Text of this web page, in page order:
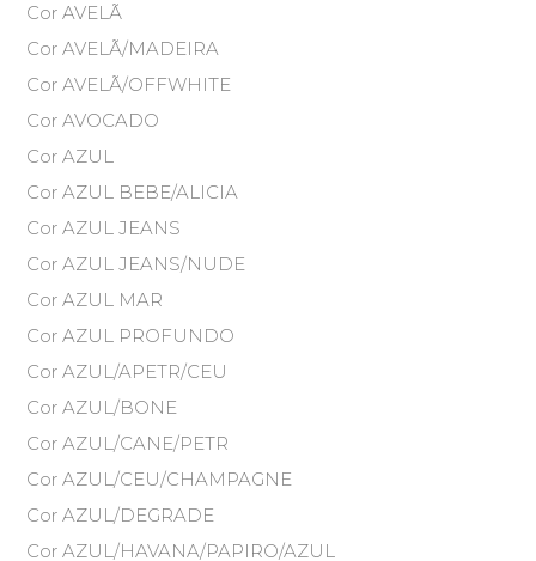
Cor AVELÃ
Cor AVELÃ/MADEIRA
Cor AVELÃ/OFFWHITE
Cor AVOCADO
Cor AZUL
Cor AZUL BEBE/ALICIA
Cor AZUL JEANS
Cor AZUL JEANS/NUDE
Cor AZUL MAR
Cor AZUL PROFUNDO
Cor AZUL/APETR/CEU
Cor AZUL/BONE
Cor AZUL/CANE/PETR
Cor AZUL/CEU/CHAMPAGNE
Cor AZUL/DEGRADE
Cor AZUL/HAVANA/PAPIRO/AZUL